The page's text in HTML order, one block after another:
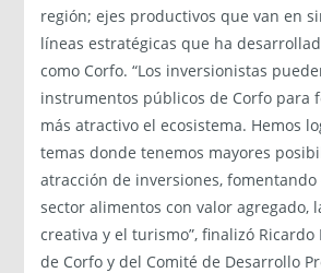
región; ejes productivos que van en
líneas estratégicas que ha
como Corfo. “Los inversionistas
instrumentos públicos de Corfo para
más atractivo el ecosistema. Hemos
temas donde tenemos mayores
atracción de inversiones,
sector alimentos con valor agregado,
creativa y el turismo”, finalizó
de Corfo y del Comité de Desarrollo